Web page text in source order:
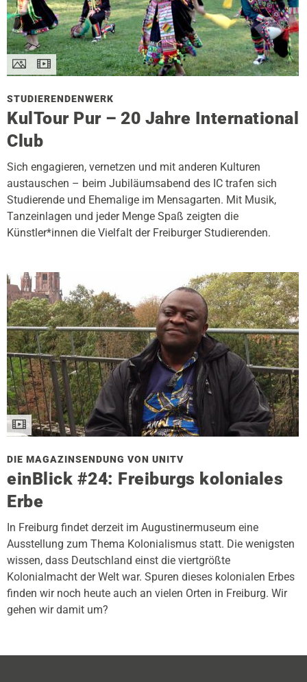
STUDIERENDENWERK
KulTour Pur – 20 Jahre International
Club
Sich engagieren, vernetzen und mit anderen Kulturen
austauschen – beim Jubiläumsabend des IC trafen sich
Studierende und Ehemalige im Mensagarten. Mit Musik,
Tanzeinlagen und jeder Menge Spaß zeigten die
Künstler*innen die Vielfalt der Freiburger Studierenden.
DIE MAGAZINSENDUNG VON UNITV
einBlick #24: Freiburgs koloniales
Erbe
In Freiburg findet derzeit im Augustinermuseum eine
Ausstellung zum Thema Kolonialismus statt. Die wenigsten
wissen, dass Deutschland einst die viertgrößte
Kolonialmacht der Welt war. Spuren dieses kolonialen Erbes
finden wir noch heute auch an vielen Orten in Freiburg. Wir
gehen wir damit um?